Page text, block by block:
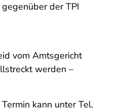
der TPI
vom Amtsgericht
werden –
kann unter Tel.